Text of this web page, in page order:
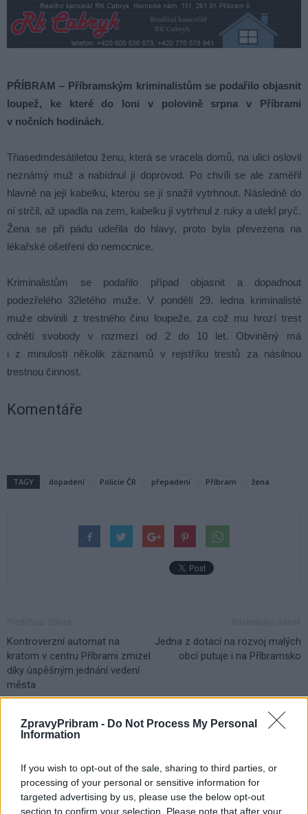
ZpravyPribram - Do Not Process My Personal
Information
If you wish to opt-out of the sale, sharing to third parties, or
processing of your personal or sensitive information for
targeted advertising by us, please use the below opt-out
section to confirm your selection. Please note that after your
PŘÍBRAM – Příbramským kriminalistům se podařilo objasnit
loupež, ke které do loni v polovině srpna v Příbrami
v nočních hodinách.
Třiasedmdesátiletou ženu, která se vracela domů, na ulici oslovil
neznámý muž a nabídnul jí doprovod. Po chvíli se ale zaměřil
hlavně na její kabelku, kterou se jí snažil vytrhnout. Následně do
ní strčil, až upadla na zem, kabelku jí vytrhnul z ruky a utekl pryč.
Žena se při pádu udeřila do hlavy, proto byla převezena na
lékařské ošetření do nemocnice.
Kriminalistům se podařilo případ objasnit a dopadnout
podezřelého 32letého muže. V pondělí 29. ledna kriminalisté
muže obvinili z trestného činu loupeže, za což mu hrozí trest
odnětí svobody v rozmezí od 2 do 10 let. Obviněný má
i z minulosti několik záznamů v rejstříku trestů za násilnou
trestnou činnost.
Komentáře
TAGY dopadení Policie ČR přepadení Příbram žena
Kontroverzní automat na
kratom v centru Příbrami zmizel
díky úspěšným jednání vedení
města
Jedna z dotací na rozvoj malých
obcí putuje i na Příbramsko
SOUVISEJÍCÍ ČLÁNKY
Vykradených aut na Příbramsku přibylo.
Policie připomíná: Auto není trezor